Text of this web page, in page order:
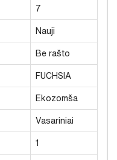
7
Nauji
Be rašto
FUCHSIA
Ekozomša
Vasariniai
1